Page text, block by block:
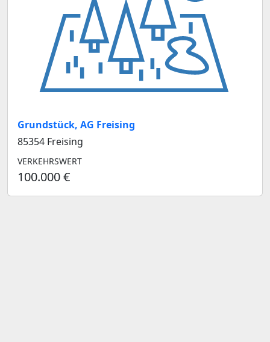
Grundstück, AG Freising
85354 Freising
VERKEHRSWERT
100.000 €